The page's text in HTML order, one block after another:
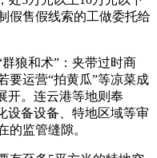
假售假线索的工做委托给
狼和术”：夹带过时商
要运营“拍黄瓜”等凉菜成
开。连云港等地则奉
设备设备、特地区域等审
的监管缝隙。